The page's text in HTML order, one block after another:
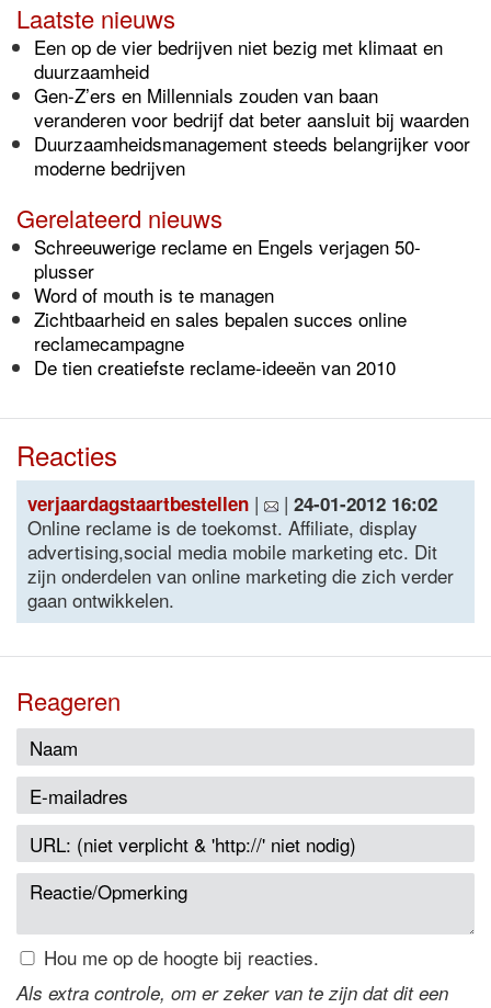
Laatste nieuws
Een op de vier bedrijven niet bezig met klimaat en
duurzaamheid
Gen-Z’ers en Millennials zouden van baan
veranderen voor bedrijf dat beter aansluit bij waarden
Duurzaamheidsmanagement steeds belangrijker voor
moderne bedrijven
Gerelateerd nieuws
Schreeuwerige reclame en Engels verjagen 50-
plusser
Word of mouth is te managen
Zichtbaarheid en sales bepalen succes online
reclamecampagne
De tien creatiefste reclame-ideeën van 2010
Reacties
verjaardagstaartbestellen | | 24-01-2012 16:02
Online reclame is de toekomst. Affiliate, display
advertising,social media mobile marketing etc. Dit
zijn onderdelen van online marketing die zich verder
gaan ontwikkelen.
Reageren
Hou me op de hoogte bij reacties.
Als extra controle, om er zeker van te zijn dat dit een